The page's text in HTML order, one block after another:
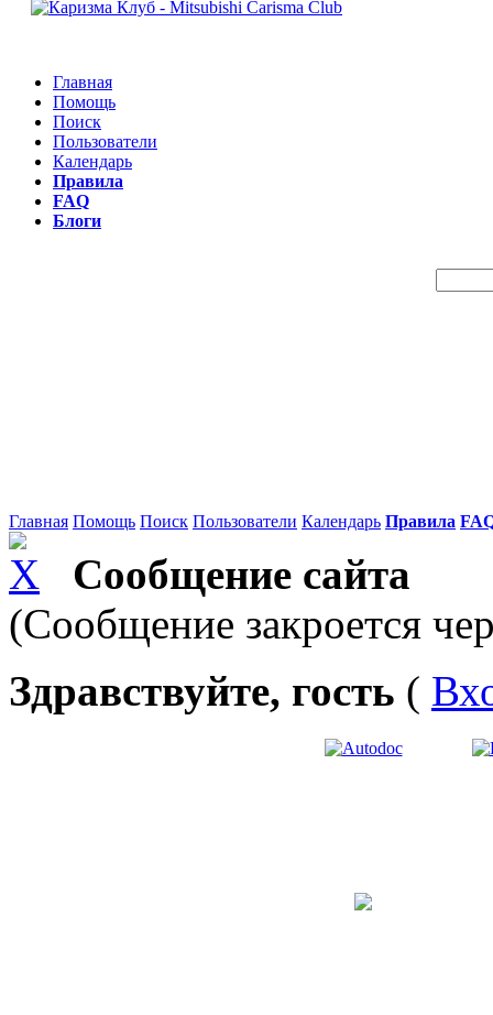
Главная
Помощь
Поиск
Пользователи
Календарь
Правила
FAQ
Блоги
Главная Помощь Поиск Пользователи Календарь Правила
Сообщение сайта
(Сообщение закроется
Здравствуйте, гость (